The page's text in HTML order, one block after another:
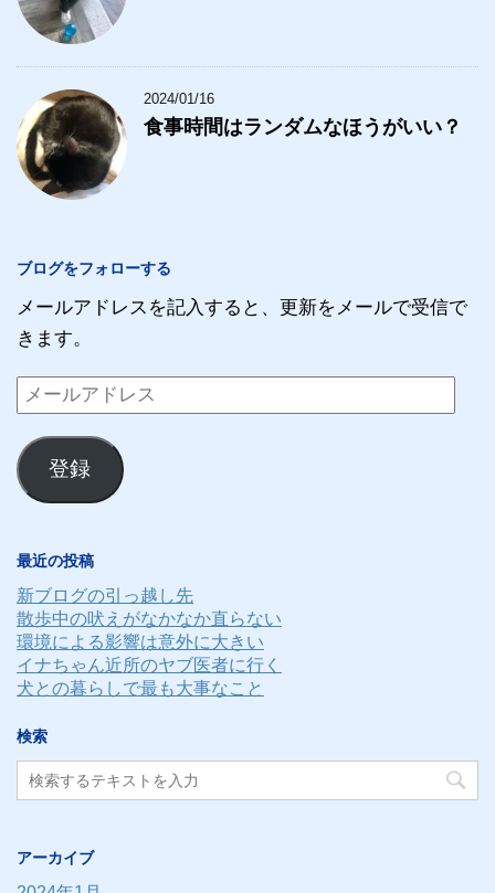
2024/01/16
食事時間はランダムなほうがいい？
ブログをフォローする
メールアドレスを記入すると、更新をメールで受信で
きます。
メ
ー
ル
ア
ス
登録
最近の投稿
新ブログの引っ越し先
散歩中の吠えがなかなか直らない
環境による影響は意外に大きい
イナちゃん近所のヤブ医者に行く
犬との暮らしで最も大事なこと
検索
アーカイブ